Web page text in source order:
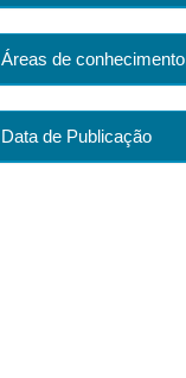
Áreas de conhecimento
Data de Publicação